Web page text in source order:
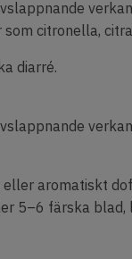
citronella,
diarré.
aromatiskt
5–6 färska